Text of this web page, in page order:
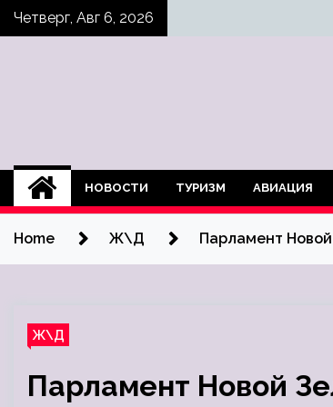
SkipЧетверг, Авг 6, 2026
НОВОСТИ ТУРИЗМ АВИАЦИЯ
Home Ж\Д Парламент
Ж\Д
Парламент Новой